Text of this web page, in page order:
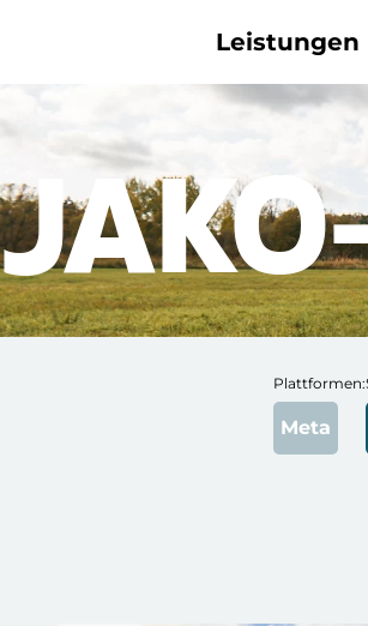
Leistungen
Pinterest
TikTok
LinkedIn
Google
Plattformen:
Meta